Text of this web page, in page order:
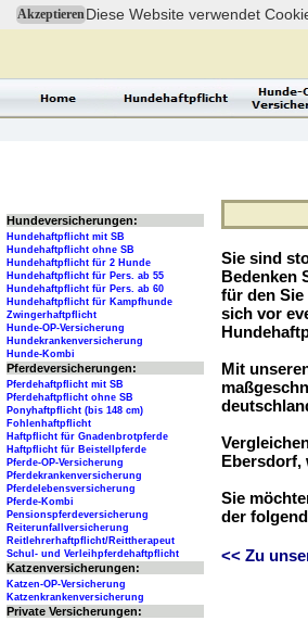
AkzeptierenDiese Website verwendet
Sie sind
Bedenken
für den Sie
sich vor
Mit
Ebersdorf,
Sie
der
<< Zu
Hundeversicherungen:
Hundehaftpflicht mit SB
Hundehaftpflicht ohne SB
Hundehaftpflicht für 2 Hunde
Hundehaftpflicht für Pers. ab 55
Hundehaftpflicht für Pers. ab 60
Hundehaftpflicht für Kampfhunde
Zwingerhaftpflicht
Hunde-OP-Versicherung
Hundekrankenversicherung
Hunde-Kombi
Pferdeversicherungen:
Pferdehaftpflicht mit SB
Pferdehaftpflicht ohne SB
Ponyhaftpflicht (bis 148 cm)
Fohlenhaftpflicht
Haftpflicht für Gnadenbrotpferde
Haftpflicht für Beistellpferde
Pferde-OP-Versicherung
Pferdekrankenversicherung
Pferdelebensversicherung
Pferde-Kombi
Pensionspferdeversicherung
Reiterunfallversicherung
Reitlehrerhaftpflicht/Reittherapeut
Schul- und Verleihpferdehaftpflicht
Katzenversicherungen:
Katzen-OP-Versicherung
Katzenkrankenversicherung
Private Versicherungen: